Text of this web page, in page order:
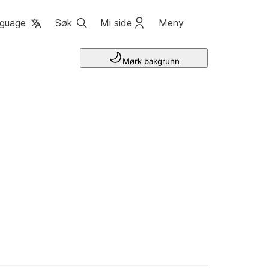
Søk Mi side Meny
Mørk bakgrunn